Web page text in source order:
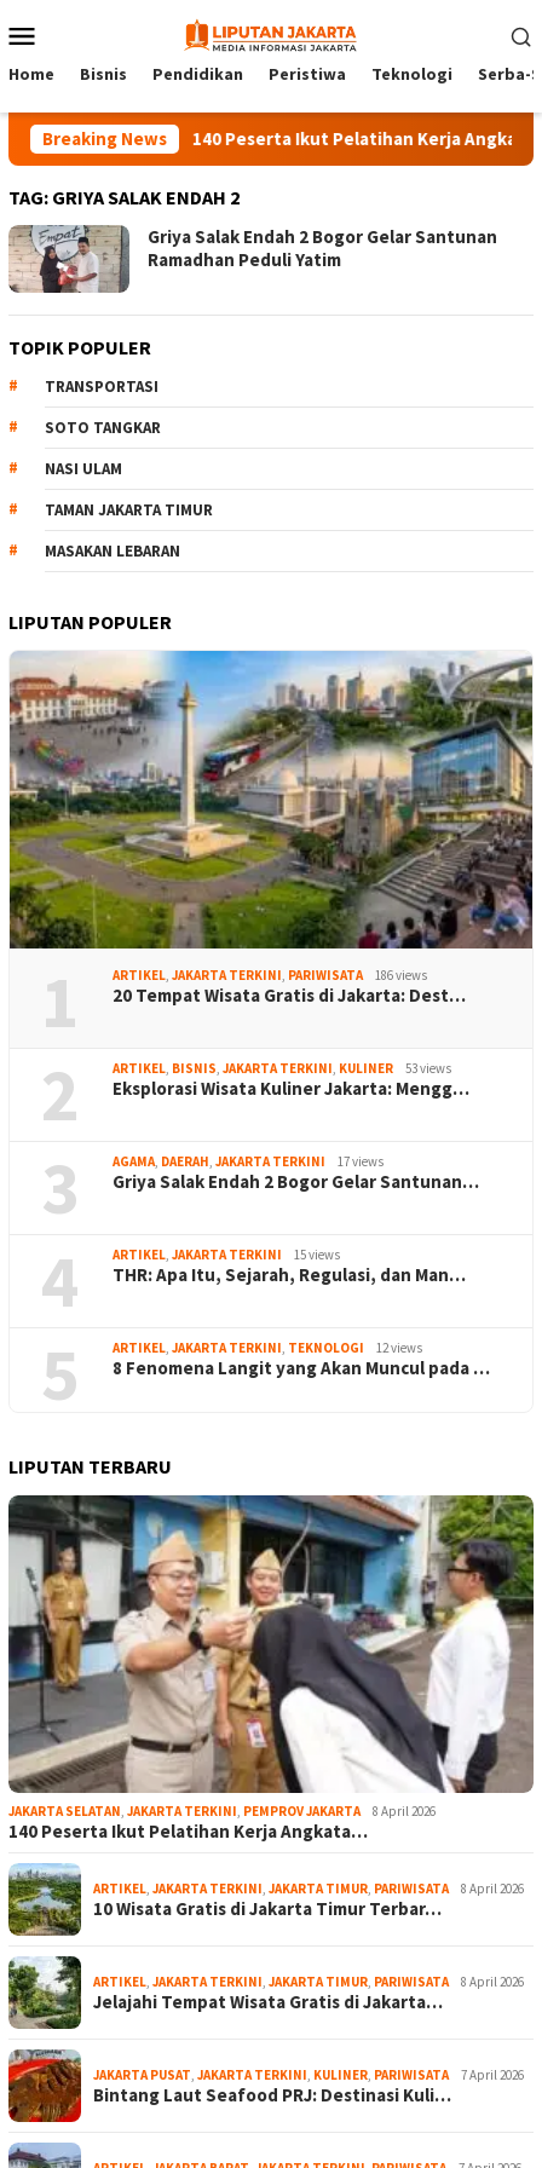
to
Menu
Home Bisnis Pendidikan Peristiwa Teknologi Serba-
Breaking News140 Peserta Ikut Pelatihan Kerja Angkatan 1
TAG: GRIYA SALAK ENDAH 2
Griya Salak Endah 2 Bogor Gelar Santunan
Ramadhan Peduli Yatim
TOPIK POPULER
TRANSPORTASI
SOTO TANGKAR
NASI ULAM
TAMAN JAKARTA TIMUR
MASAKAN LEBARAN
LIPUTAN POPULER
1 ARTIKEL, JAKARTA TERKINI, PARIWISATA 186 views
20 Tempat Wisata Gratis di Jakarta: Dest…
2 ARTIKEL, BISNIS, JAKARTA TERKINI, KULINER 53 views
Eksplorasi Wisata Kuliner Jakarta: Mengg…
3 AGAMA, DAERAH, JAKARTA TERKINI 17 views
Griya Salak Endah 2 Bogor Gelar Santunan…
4 ARTIKEL, JAKARTA TERKINI 15 views
THR: Apa Itu, Sejarah, Regulasi, dan Man…
5 ARTIKEL, JAKARTA TERKINI, TEKNOLOGI 12 views
8 Fenomena Langit yang Akan Muncul pada …
LIPUTAN TERBARU
JAKARTA SELATAN, JAKARTA TERKINI, PEMPROV JAKARTA 8 April 2026
140 Peserta Ikut Pelatihan Kerja Angkata…
ARTIKEL, JAKARTA TERKINI, JAKARTA TIMUR, PARIWISATA 8 April 2026
10 Wisata Gratis di Jakarta Timur Terbar…
ARTIKEL, JAKARTA TERKINI, JAKARTA TIMUR, PARIWISATA 8 April 2026
Jelajahi Tempat Wisata Gratis di Jakarta…
JAKARTA PUSAT, JAKARTA TERKINI, KULINER, PARIWISATA 7 April 2026
Bintang Laut Seafood PRJ: Destinasi Kuli…